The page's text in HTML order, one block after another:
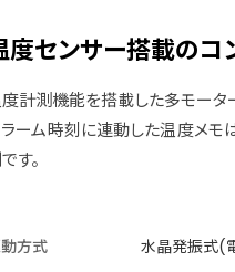
度センサー搭載のコ
計測機能を搭載した多モータ
ーム時刻に連動した温度メモ
す。
方式 水晶発振式(